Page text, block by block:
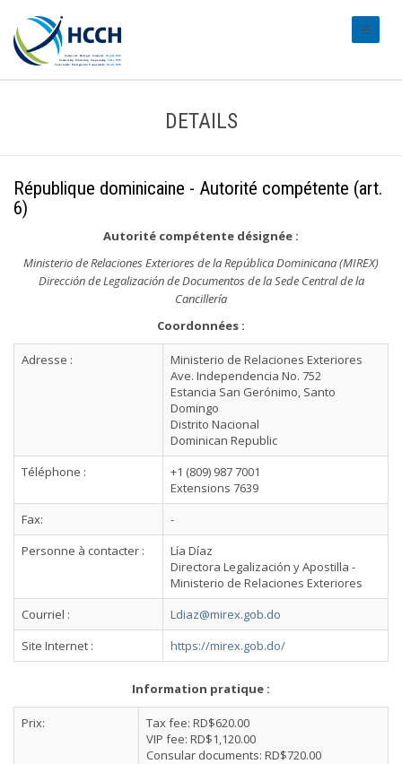
DETAILS
République dominicaine - Autorité compétente (art.
6)
Autorité compétente désignée :
Ministerio de Relaciones Exteriores de la República Dominicana (MIREX)
Dirección de Legalización de Documentos de la Sede Central de la
Cancillería
Coordonnées :
Adresse :
Ministerio de Relaciones Exteriores
Ave. Independencia No. 752
Estancia San Gerónimo, Santo
Domingo
Distrito Nacional
Dominican Republic
Téléphone :
+1 (809) 987 7001
Extensions 7639
Fax:
-
Personne à contacter :
Lía Díaz
Directora Legalización y Apostilla -
Ministerio de Relaciones Exteriores
Courriel :
Ldiaz@mirex.gob.do
Site Internet :
https://mirex.gob.do/
Information pratique :
Prix:
Tax fee: RD$620.00
VIP fee: RD$1,120.00
Consular documents: RD$720.00